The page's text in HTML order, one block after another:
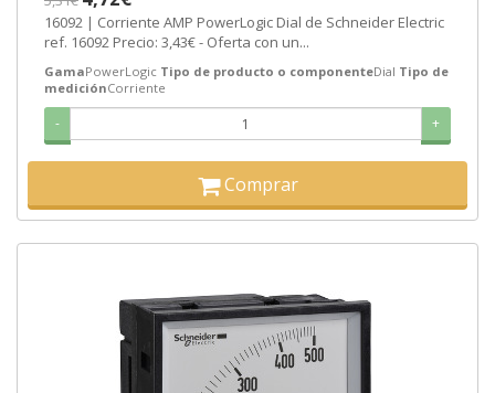
16092 | Corriente AMP PowerLogic Dial de Schneider Electric
ref. 16092 Precio: 3,43€ - Oferta con un...
GamaPowerLogic Tipo de producto o componenteDial Tipo de
mediciónCorriente
- +
Comprar